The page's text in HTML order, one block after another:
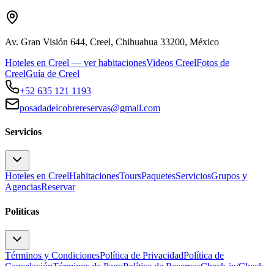
Av. Gran Visión 644, Creel, Chihuahua 33200, México
Hoteles en Creel — ver habitacionesVideos CreelFotos de
CreelGuía de Creel
+52 635 121 1193
posadadelcobrereservas@gmail.com
Servicios
Hoteles en CreelHabitacionesToursPaquetesServiciosGrupos y
AgenciasReservar
Políticas
Términos y CondicionesPolítica de PrivacidadPolítica de